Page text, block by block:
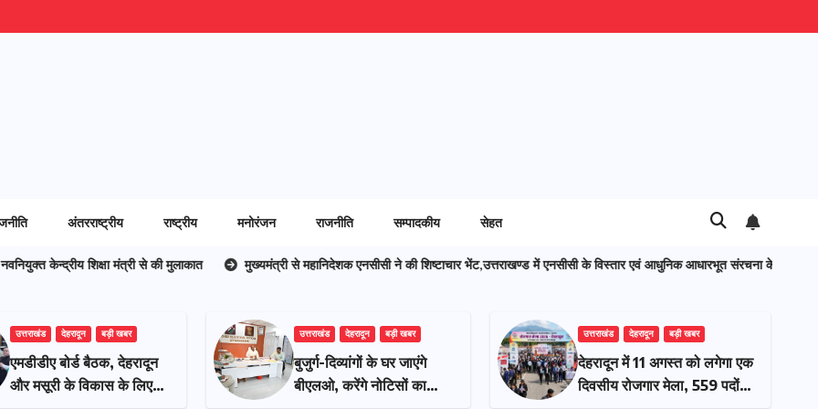
अंतरराष्ट्रीय राष्ट्रीय मनोरंजन राजनीति सम्पादकीय सेहत
से की मुलाकात मुख्यमंत्री से महानिदेशक एनसीसी ने की शिष्टाचार भेंट,उत्तराखण्ड में एनसीसी के विस्तार एवं आधुनिक आधारभूत संरचना के विकास पर हुई महत्वपूर्ण चर्चा
उत्तराखंड देहरादून बड़ी खबर
मुख्यमंत्री से महानिदेशक
एनसीसी ने की शिष्टाचार
उत्तराखंड देहरादून बड़ी खबर
एमडीडीए बोर्ड बैठक, देहरादून
और मसूरी के विकास के लिए
उत्तराखंड देहरादून बड़ी खबर
बुजुर्ग-दिव्यांगों के घर जाएंगे
बीएलओ, करेंगे नोटिसों का